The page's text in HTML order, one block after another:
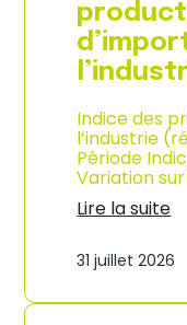
s
o
m
m
a
i
o
n
e
n
G
a
e
Indice des
l’industrie
Période
Variation
Lire la suite
n
i
31 juillet 2026